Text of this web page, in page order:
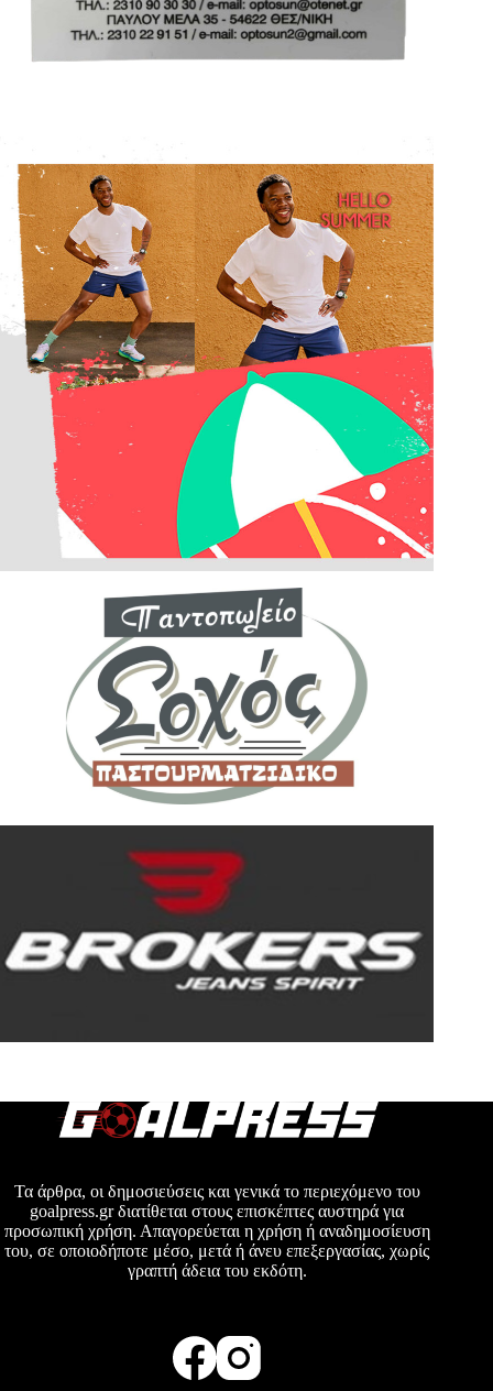
Τα άρθρα, οι δημοσιεύσεις και γενικά το περιεχόμενο του
goalpress.gr διατίθεται στους επισκέπτες αυστηρά για
προσωπική χρήση. Απαγορεύεται η χρήση ή αναδημοσίευση
του, σε οποιοδήποτε μέσο, μετά ή άνευ επεξεργασίας, χωρίς
γραπτή άδεια του εκδότη.